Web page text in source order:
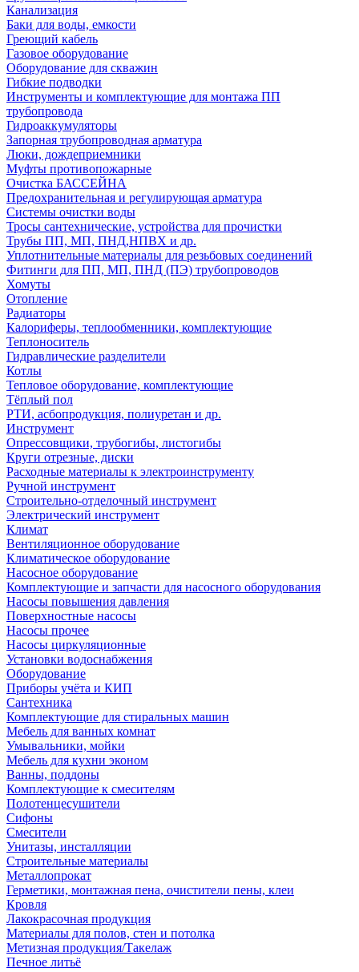
Канализация
Баки для воды, емкости
Греющий кабель
Газовое оборудование
Оборудование для скважин
Гибкие подводки
Инструменты и комплектующие для монтажа ПП
трубопровода
Гидроаккумуляторы
Запорная трубопроводная арматура
Люки, дождеприемники
Муфты противопожарные
Очистка БАССЕЙНА
Предохранительная и регулирующая арматура
Системы очистки воды
Тросы сантехнические, устройства для прочистки
Трубы ПП, МП, ПНД,НПВХ и др.
Уплотнительные материалы для резьбовых соединений
Фитинги для ПП, МП, ПНД (ПЭ) трубопроводов
Хомуты
Отопление
Радиаторы
Калориферы, теплообменники, комплектующие
Теплоноситель
Гидравлические разделители
Котлы
Тепловое оборудование, комплектующие
Тёплый пол
РТИ, асбопродукция, полиуретан и др.
Инструмент
Опрессовщики, трубогибы, листогибы
Круги отрезные, диски
Расходные материалы к электроинструменту
Ручной инструмент
Строительно-отделочный инструмент
Электрический инструмент
Климат
Вентиляционное оборудование
Климатическое оборудование
Насосное оборудование
Комплектующие и запчасти для насосного оборудования
Насосы повышения давления
Поверхностные насосы
Насосы прочее
Насосы циркуляционные
Установки водоснабжения
Оборудование
Приборы учёта и КИП
Сантехника
Комплектующие для стиральных машин
Мебель для ванных комнат
Умывальники, мойки
Мебель для кухни эконом
Ванны, поддоны
Комплектующие к смесителям
Полотенцесушители
Сифоны
Смесители
Унитазы, инсталляции
Строительные материалы
Металлопрокат
Герметики, монтажная пена, очистители пены, клеи
Кровля
Лакокрасочная продукция
Материалы для полов, стен и потолка
Метизная продукция/Такелаж
Печное литьё